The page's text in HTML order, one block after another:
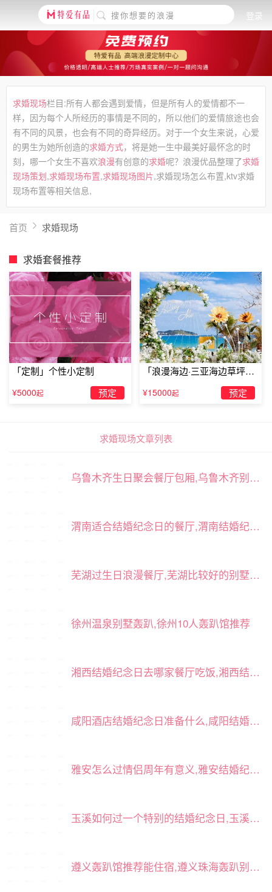
登录
求婚现场栏目:所有人都会遇到爱情，但是所有人的爱情都不一
样，因为每个人所经历的事情是不同的，所以他们的爱情旅途也会
有不同的风景，也会有不同的奇异经历。对于一个女生来说，心爱
的男生为她所创造的求婚方式，将是她一生中最美好最怀念的时
刻，哪一个女生不喜欢浪漫有创意的求婚呢？浪漫优品整理了求婚
现场策划,求婚现场布置,求婚现场图片,求婚现场怎么布置,ktv求婚
现场布置等相关信息,
首页 求婚现场
求婚套餐推荐
「定制」个性小定制
¥5000起 预定
「浪漫海边·三亚海边草坪浪
¥15000起 预定
求婚现场文章列表
乌鲁木齐生日聚会餐厅包厢,乌鲁木齐别墅轰趴馆推荐
渭南适合结婚纪念日的餐厅,渭南结婚纪念日适合吃饭的餐厅
芜湖过生日浪漫餐厅,芜湖比较好的别墅轰趴馆
徐州温泉别墅轰趴,徐州10人轰趴馆推荐
湘西结婚纪念日去哪家餐厅吃饭,湘西结婚十周年去哪里玩好
咸阳酒店结婚纪念日准备什么,咸阳结婚一周年怎么安排
雅安怎么过情侣周年有意义,雅安结婚纪念日和孩子去哪里
玉溪如何过一个特别的结婚纪念日,玉溪什么餐厅适合过结婚纪念日
遵义轰趴馆推荐能住宿,遵义珠海轰趴别墅日租推荐